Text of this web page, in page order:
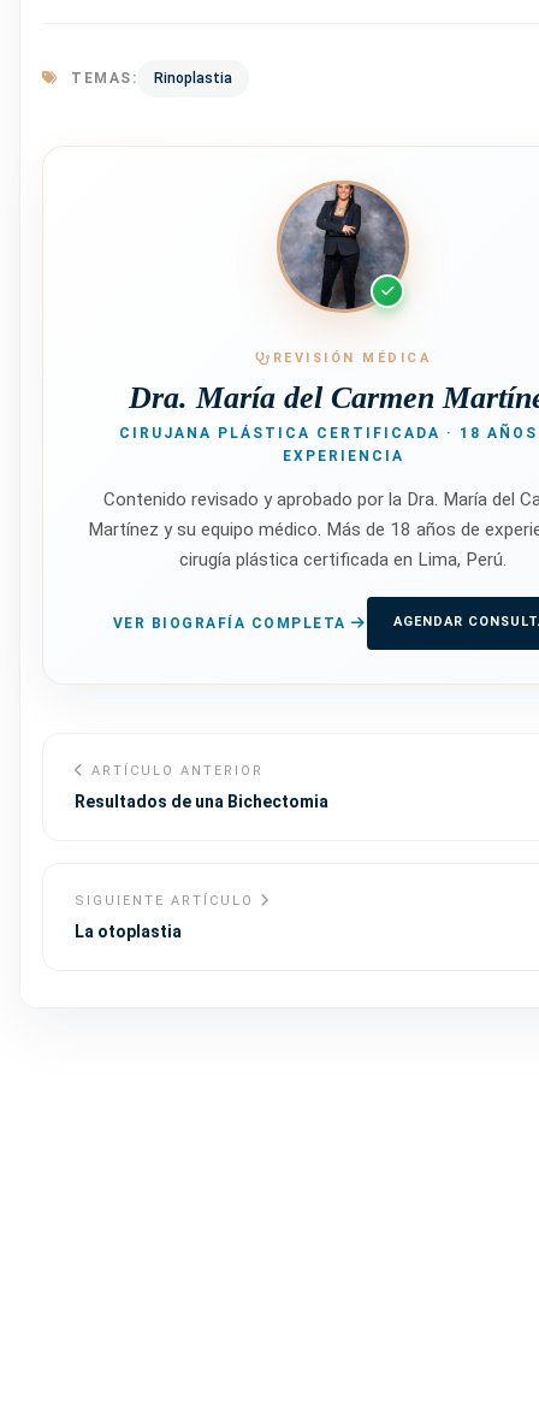
TEMAS: Rinoplastia
REVISIÓN MÉDICA
Dra. María del Carmen
CIRUJANA PLÁSTICA CERTIFICADA · 18 AÑOS
EXPERIENCIA
Contenido revisado y aprobado por la Dra. María del
Martínez y su equipo médico. Más de 18 años de
cirugía plástica certificada en Lima, Perú.
VER BIOGRAFÍA COMPLETA AGENDAR
ARTÍCULO ANTERIOR
Resultados de una Bichectomia
SIGUIENTE ARTÍCULO
La otoplastia